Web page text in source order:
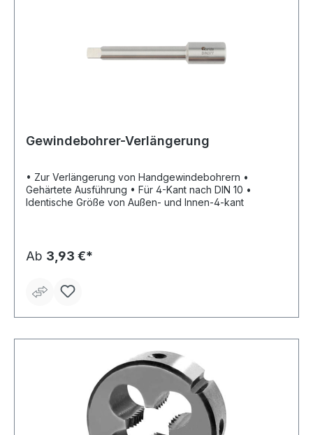
Gewindebohrer-Verlängerung
• Zur Verlängerung von Handgewindebohrern •
Gehärtete Ausführung • Für 4-Kant nach DIN 10 •
Identische Größe von Außen- und Innen-4-kant
Ab 3,93 €*